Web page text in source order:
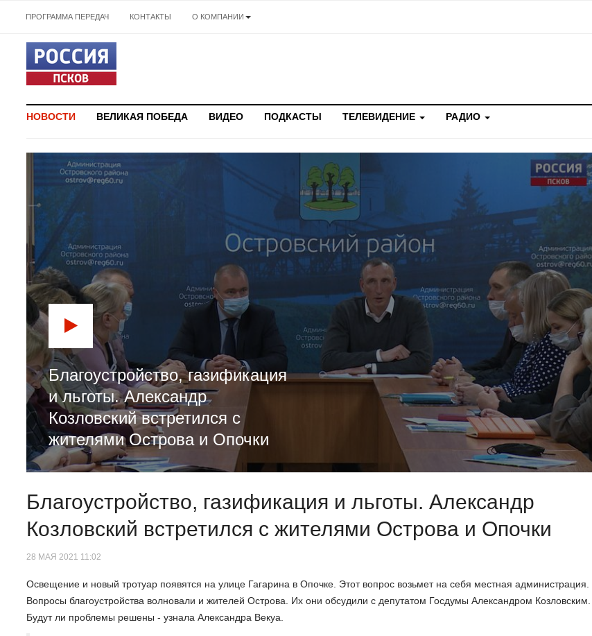
ПРОГРАММА ПЕРЕДАЧ КОНТАКТЫ О КОМПАНИИ
НОВОСТИ ВЕЛИКАЯ ПОБЕДА ВИДЕО ПОДКАСТЫ ТЕЛЕВИДЕНИЕ РАДИО
Благоустройство, газификация
и льготы. Александр
Козловский встретился с
жителями Острова и Опочки
Благоустройство, газификация и льготы. Александр
Козловский встретился с жителями Острова и Опочки
28 МАЯ 2021 11:02
Освещение и новый тротуар появятся на улице Гагарина в Опочке. Этот вопрос возьмет на себя местная администрация.
Вопросы благоустройства волновали и жителей Острова. Их они обсудили с депутатом Госдумы Александром Козловским.
Будут ли проблемы решены - узнала Александра Векуа.